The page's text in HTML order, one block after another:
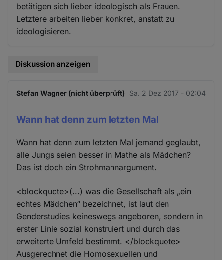
betätigen sich lieber ideologisch als Frauen.
Letztere arbeiten lieber konkret, anstatt zu
ideologisieren.
Diskussion anzeigen
Stefan Wagner (nicht überprüft) Sa. 2 Dez 2017 - 02:04
Wann hat denn zum letzten Mal
Wann hat denn zum letzten Mal jemand geglaubt,
alle Jungs seien besser in Mathe als Mädchen?
Das ist doch ein Strohmannargument.
<blockquote>(...) was die Gesellschaft als „ein
echtes Mädchen“ bezeichnet, ist laut den
Genderstudies keineswegs angeboren, sondern in
erster Linie sozial konstruiert und durch das
erweiterte Umfeld bestimmt. </blockquote>
Ausgerechnet die Homosexuellen und